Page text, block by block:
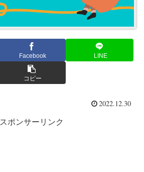
Facebook LINE
コピー
2022.12.30
スポンサーリンク